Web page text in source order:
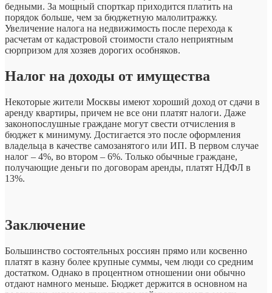
бедными. За мощный спорткар приходится платить на
порядок больше, чем за бюджетную малолитражку.
Увеличение налога на недвижимость после перехода к
расчетам от кадастровой стоимости стало неприятным
сюрпризом для хозяев дорогих особняков.
Налог на доходы от имущества
Некоторые жители Москвы имеют хороший доход от сдачи в
аренду квартиры, причем не все они платят налоги. Даже
законопослушные граждане могут свести отчисления в
бюджет к минимуму. Достигается это после оформления
владельца в качестве самозанятого или ИП. В первом случае
налог – 4%, во втором – 6%. Только обычные граждане,
получающие деньги по договорам аренды, платят НДФЛ в
13%.
Заключение
Большинство состоятельных россиян прямо или косвенно
платят в казну более крупные суммы, чем люди со средним
достатком. Однако в процентном отношении они обычно
отдают намного меньше. Бюджет держится в основном на